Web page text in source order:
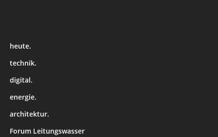
heute.
technik.
digital.
energie.
architektur.
Forum Leitungswasser